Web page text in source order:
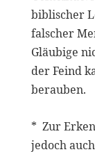
biblischer
falscher
Gläubige
der Feind
berauben.
* Zur
jedoch